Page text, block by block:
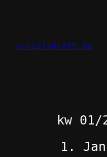
urteilskraft.de
kw
1.